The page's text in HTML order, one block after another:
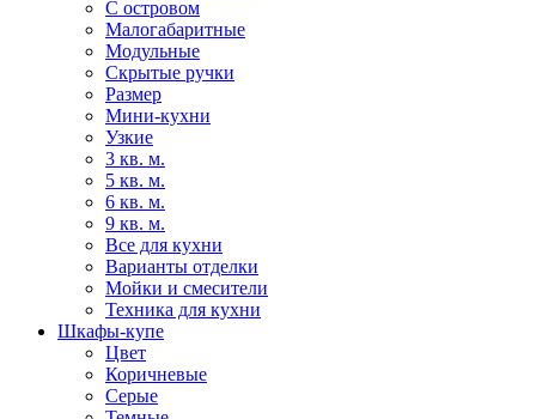
С островом
Малогабаритные
Модульные
Скрытые ручки
Размер
Мини-кухни
Узкие
3 кв. м.
5 кв. м.
6 кв. м.
9 кв. м.
Все для кухни
Варианты отделки
Мойки и смесители
Техника для кухни
Шкафы-купе
Цвет
Коричневые
Серые